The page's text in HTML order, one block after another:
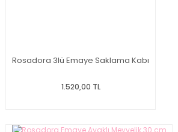
Rosadora 3lü Emaye Saklama Kabı
1.520,00 TL